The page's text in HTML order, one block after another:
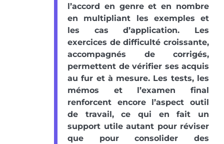
l’accord en genre et en nombre
en multipliant les exemples et
les cas d’application. Les
exercices de difficulté croissante,
accompagnés de corrigés,
permettent de vérifier ses acquis
au fur et à mesure. Les tests, les
mémos et l’examen final
renforcent encore l’aspect outil
de travail, ce qui en fait un
support utile autant pour réviser
que pour consolider des